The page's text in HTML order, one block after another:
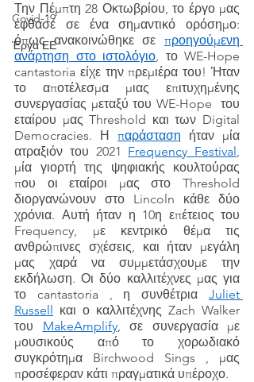
Covid-19
Έργα ΕΕ
Την Πέμπτη 28 Οκτωβρίου, το έργο μας
έφθασε σε ένα σημαντικό ορόσημο:
όπως ανακοινώθηκε σε προηγούμενη
ανάρτηση στο ιστολόγιο, το WE-Hope
cantastoria είχε την πρεμιέρα του! Ήταν
το αποτέλεσμα μιας επιτυχημένης
συνεργασίας μεταξύ του WE-Hope  του
εταίρου μας Threshold και των Digital
Democracies. Η παράσταση ήταν μία
ατραξιόν του 2021 Frequency Festival,
μία γιορτή της ψηφιακής κουλτούρας
που οι εταίροι μας στο Threshold
διοργανώνουν στο Lincoln κάθε δύο
χρόνια. Αυτή ήταν η 10η επέτειος του
Frequency, με κεντρικό θέμα τις
ανθρώπινες σχέσεις, και ήταν μεγάλη
μας χαρά να συμμετάσχουμε την
εκδήλωση. Οι δύο καλλιτέχνες μας για
το cantastoria , η συνθέτρια Juliet
Russell και ο καλλιτέχνης Zach Walker
του MakeAmplify, σε συνεργασία με
μουσικούς από το χορωδιακό
συγκρότημα Birchwood Sings , μας
προσέφεραν κάτι πραγματικά υπέροχο.